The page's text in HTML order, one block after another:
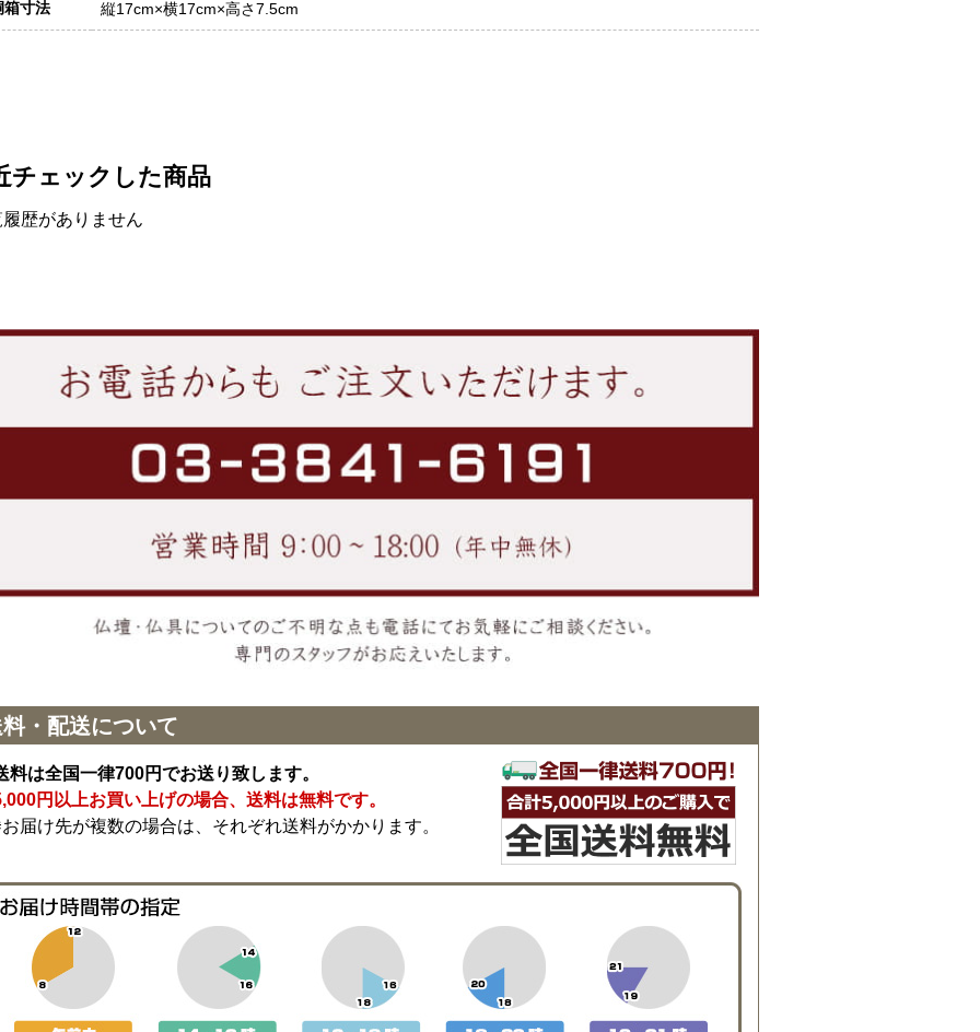
箱寸法 縦17cm×横17cm×高さ7.5cm
チェックした商品
歴がありません
・配送について
料は全国一律700円でお送り致します。
円以上お買い上げの場合、送料は無料です。
届け先が複数の場合は、それぞれ送料がかかります。